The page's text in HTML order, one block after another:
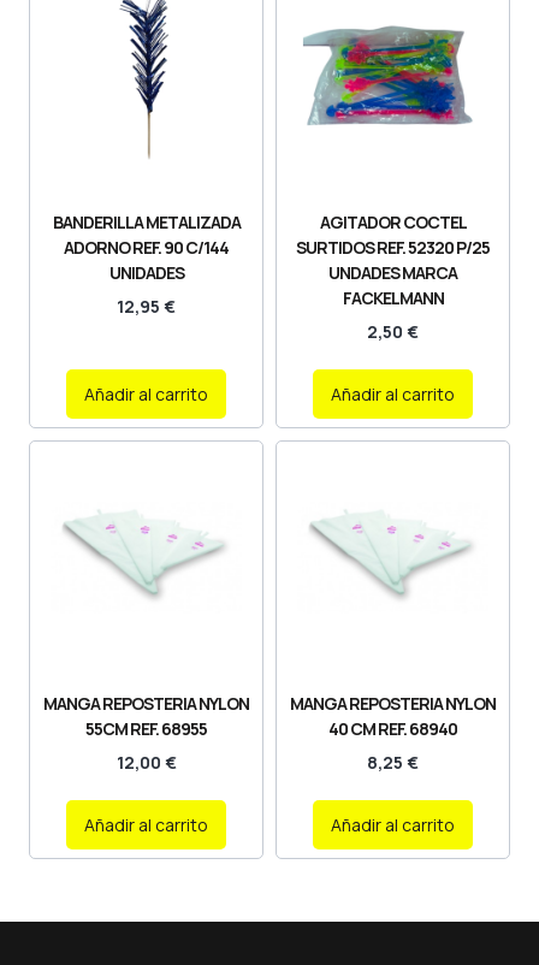
BANDERILLA METALIZADA
ADORNO REF. 90 C/144
UNIDADES
12,95 €
Añadir al carrito
AGITADOR COCTEL
SURTIDOS REF. 52320 P/25
UNDADES MARCA
FACKELMANN
2,50 €
Añadir al carrito
MANGA REPOSTERIA NYLON
55CM REF. 68955
12,00 €
Añadir al carrito
MANGA REPOSTERIA NYLON
40 CM REF. 68940
8,25 €
Añadir al carrito